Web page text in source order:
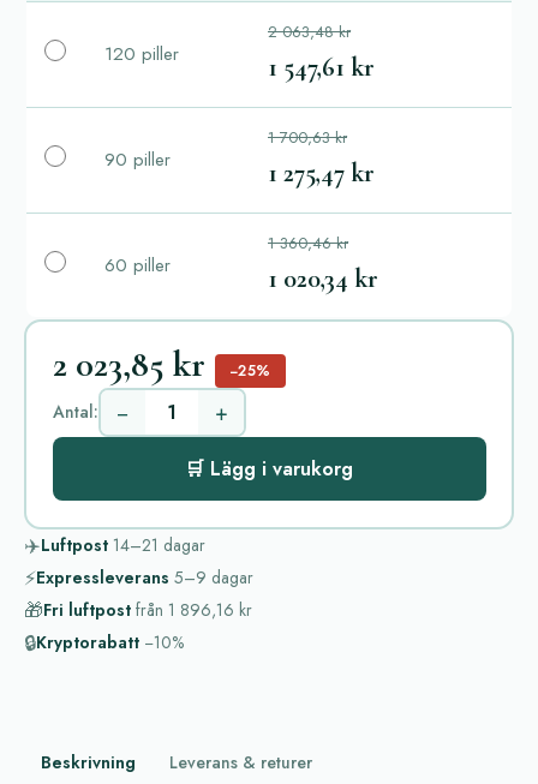
120 piller
2 063,48 kr
1 547,61 kr
90 piller
1 700,63 kr
1 275,47 kr
60 piller
1 360,46 kr
1 020,34 kr
2 023,85 kr −25%
Antal: − +
🛒 Lägg i varukorg
✈️Luftpost 14–21 dagar
⚡Expressleverans 5–9 dagar
🎁Fri luftpost från 1 896,16 kr
🔒Kryptorabatt −10%
Beskrivning Leverans & returer